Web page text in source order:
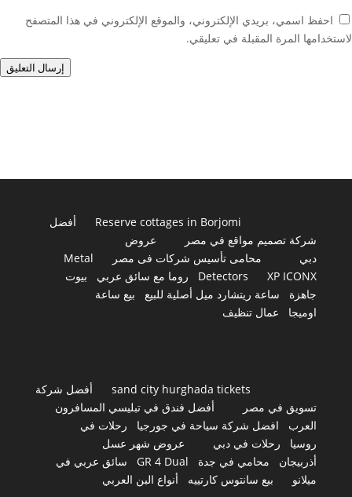
احفظ اسمي، بريدي الإلكتروني، والموقع الإلكتروني في هذا المتصفح
لاستخدامها المرة المقبلة في تعليقي.
إرسال التعليق
Reserve cottages in Borjomi
أفضل
شركة تصميم مواقع في مصر
عروض
دبي
محامى تأسيس شركات فى مصر
Metal
Detectors
XP ICONX روما مع سائق عربي
بيوت
جاهزة
ساعة ريتشارد ميل أصلية للبيع
بيع ساعة
اوميجا
عمال تنظيف
sand city hurghada tickets
أفضل شركة
تسويق في مصر
أفضل فندق في تبليسي المسافرون
العرب
افضل شركة سياحة في جورجيا
رحلات في
روسيا
رحلات في دبي
عروض شهر عسل
أذربيجان
محامي في جدة GR 4 Dual
سائق عربي في
ميلانو
بيع سانتوس كارتييه أنواع البن العربي